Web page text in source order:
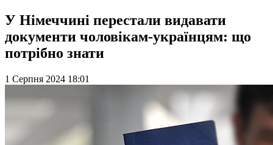
У Німеччині перестали видавати
документи чоловікам-українцям: що
потрібно знати
1 Серпня 2024 18:01